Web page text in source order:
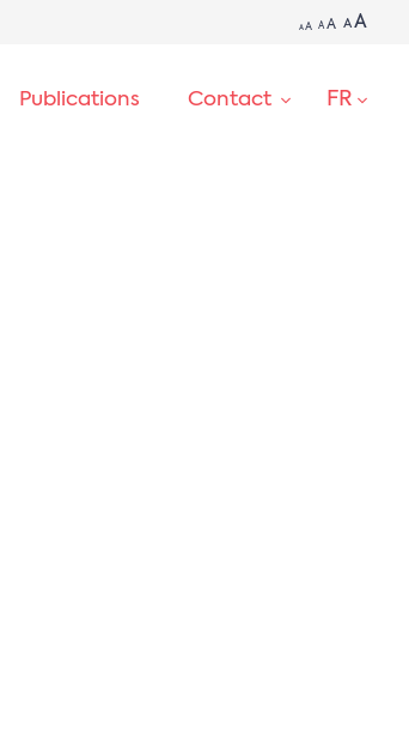
AA A A AA
Publications Contact FR
RECHERCHE